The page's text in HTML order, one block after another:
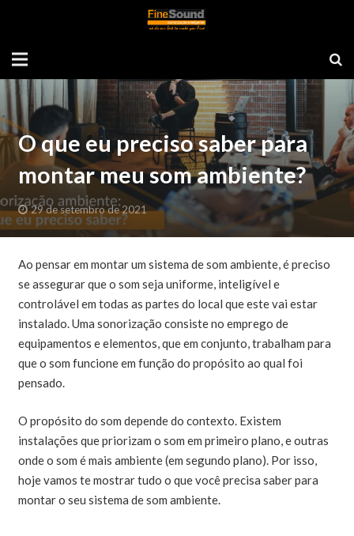
O que eu preciso saber para
montar meu som ambiente?
29 de setembro de 2021
Ao pensar em montar um sistema de som ambiente, é preciso
se assegurar que o som seja uniforme, inteligível e
controlável em todas as partes do local que este vai estar
instalado. Uma sonorização consiste no emprego de
equipamentos e elementos, que em conjunto, trabalham para
que o som funcione em função do propósito ao qual foi
pensado.
O propósito do som depende do contexto. Existem
instalações que priorizam o som em primeiro plano, e outras
onde o som é mais ambiente (em segundo plano). Por isso,
hoje vamos te mostrar tudo o que você precisa saber para
montar o seu sistema de som ambiente.